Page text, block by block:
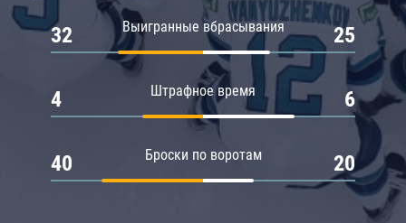
Выигранные вбрасывания
32 25
Штрафное время
4 6
Броски по воротам
40 20